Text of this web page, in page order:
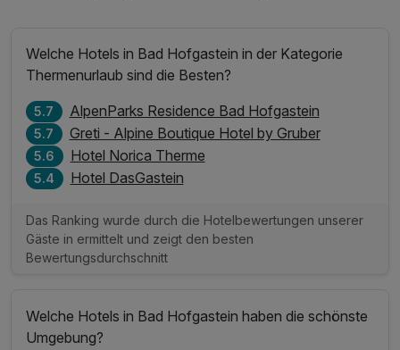
Welche Hotels in Bad Hofgastein in der Kategorie
Thermenurlaub sind die Besten?
5.7 AlpenParks Residence Bad Hofgastein
5.7 Greti - Alpine Boutique Hotel by Gruber
5.6 Hotel Norica Therme
5.4 Hotel DasGastein
Das Ranking wurde durch die Hotelbewertungen unserer
Gäste in ermittelt und zeigt den besten
Bewertungsdurchschnitt
Welche Hotels in Bad Hofgastein haben die schönste
Umgebung?